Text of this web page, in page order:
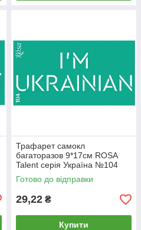
Трафарет самокл
багаторазов 9*17см ROSA
Talent серія Україна №104
36255104
Готово до відправки
29,22 ₴
Купити